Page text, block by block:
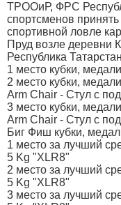
ТРООиР, ФРС
спортсменов
спортивной ловле
Пруд возле деревни
Республика
1 место кубки,
2 место кубки,
Arm Chair - Стул с
3 место кубки,
Arm Chair - Стул с
Биг Фиш кубки,
1 место за лучший
5 Kg "XLR8"
2 место за лучший
5 Kg "XLR8"
3 место за лучший